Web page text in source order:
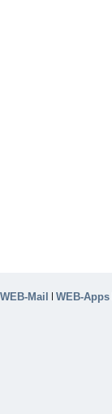
WEB-Mail | WEB-Apps